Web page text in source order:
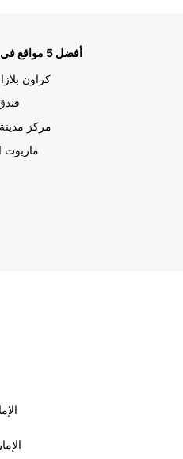
أفضل 5 مواقع في المنامة
كراون
مركز
ماريوت